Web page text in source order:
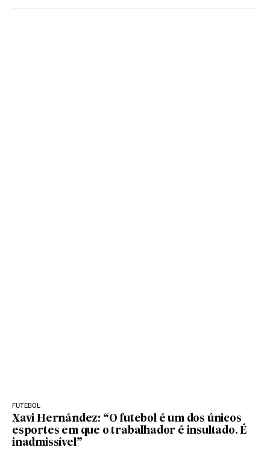
FUTEBOL
Xavi Hernández: “O futebol é um dos únicos
esportes em que o trabalhador é insultado. É
inadmissível”